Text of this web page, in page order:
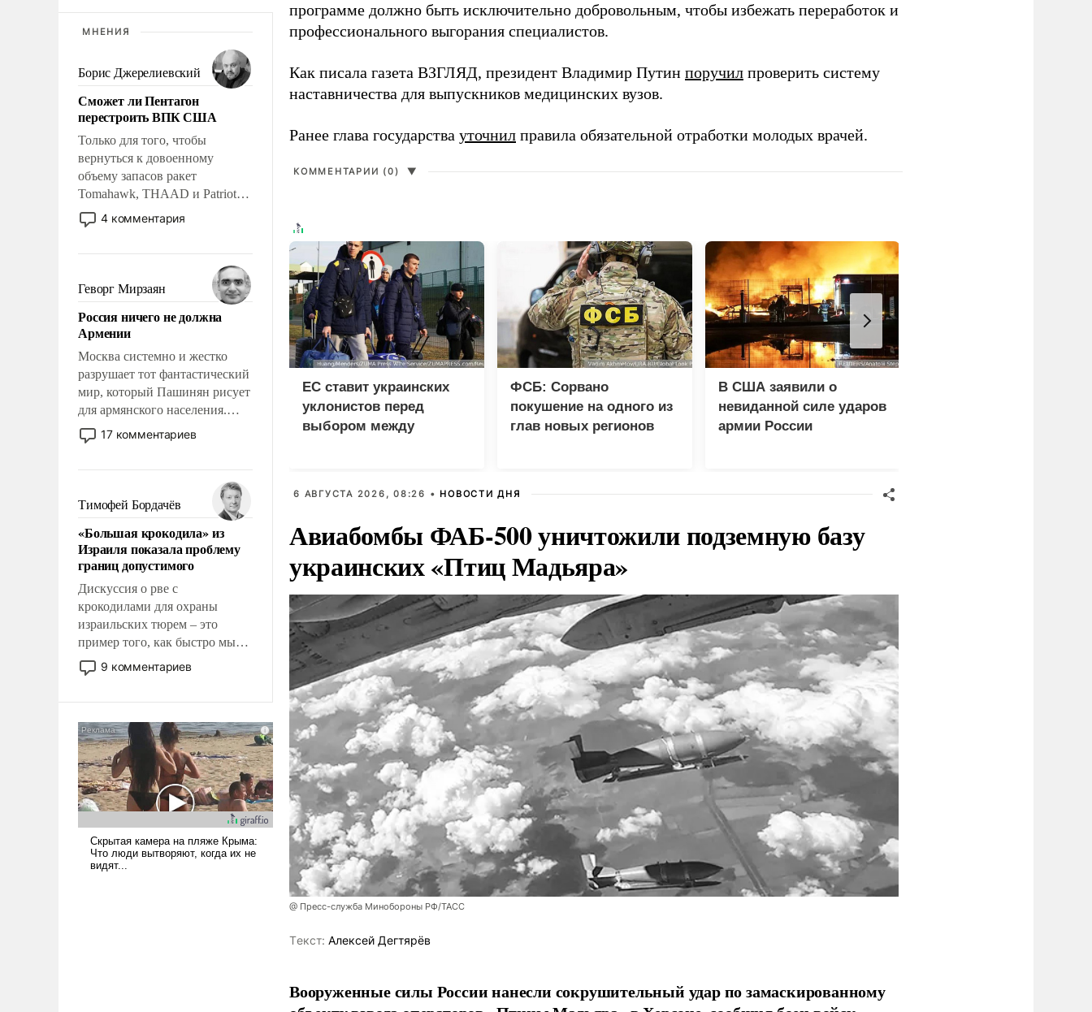
МНЕНИЯ
Борис Джерелиевский
Сможет ли Пентагон
перестроить ВПК США
Только для того, чтобы
вернуться к довоенному
объему запасов ракет
Tomahawk, THAAD и Patriot
США потребуется более трех
лет. Даже небольшая война с
Сложившаяся ситуация
означает многолетний период
уязвимости США, например,
перед Китаем.
4 комментария
Геворг Мирзаян
Россия ничего не должна
Армении
Москва системно и жестко
разрушает тот фантастический
мир, который Пашинян рисует
для армянского населения.
Мир, где политические
прожекты будут безусловно
налогоплательщиков и где
Еревану за свои поступки не
нужно отвечать.
17 комментариев
Тимофей Бордачёв
«Большая крокодила» из
Израиля показала проблему
границ допустимого
Дискуссия о рве с
крокодилами для охраны
израильских тюрем – это
пример того, как быстро мы
двигаемся по пути
революционных изменений.
псевдонаучной фантастики,
стало всерьез обсуждаемой
идеей.
9 комментариев
программе должно быть исключительно добровольным, чтобы избежать переработок и
профессионального выгорания специалистов.
Как писала газета ВЗГЛЯД, президент Владимир Путин поручил проверить систему
наставничества для выпускников медицинских вузов.
Ранее глава государства уточнил правила обязательной отработки молодых врачей.
КОММЕНТАРИИ (0) ▼
ЕС ставит украинских
уклонистов перед
выбором между
ФСБ: Сорвано
покушение на одного из
глав новых регионов
В США заявили о
невиданной силе ударов
армии России
6 АВГУСТА 2026, 08:26 • НОВОСТИ ДНЯ
Авиабомбы ФАБ-500 уничтожили подземную базу
украинских «Птиц Мадьяра»
@ Пресс-служба Минобороны РФ/ТАСС
Tекст: Алексей Дегтярёв
Вооруженные силы России нанесли сокрушительный удар по замаскированному